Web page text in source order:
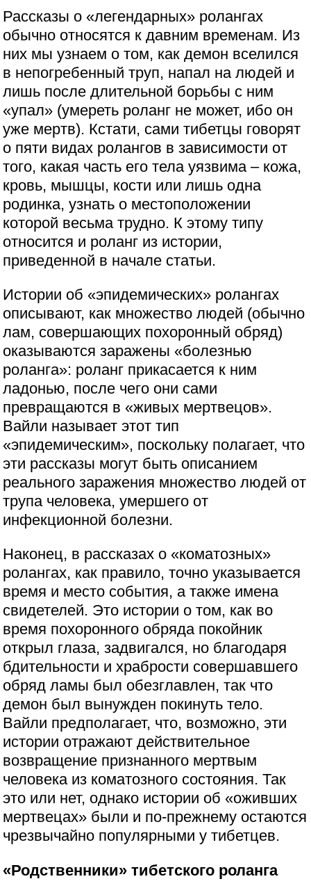
Рассказы о «легендарных» ролангах
обычно относятся к давним временам. Из
них мы узнаем о том, как демон вселился
в непогребенный труп, напал на людей и
лишь после длительной борьбы с ним
«упал» (умереть роланг не может, ибо он
уже мертв). Кстати, сами тибетцы говорят
о пяти видах ролангов в зависимости от
того, какая часть его тела уязвима – кожа,
кровь, мышцы, кости или лишь одна
родинка, узнать о местоположении
которой весьма трудно. К этому типу
относится и роланг из истории,
приведенной в начале статьи.
Истории об «эпидемических» ролангах
описывают, как множество людей (обычно
лам, совершающих похоронный обряд)
оказываются заражены «болезнью
роланга»: роланг прикасается к ним
ладонью, после чего они сами
превращаются в «живых мертвецов».
Вайли называет этот тип
«эпидемическим», поскольку полагает, что
эти рассказы могут быть описанием
реального заражения множество людей от
трупа человека, умершего от
инфекционной болезни.
Наконец, в рассказах о «коматозных»
ролангах, как правило, точно указывается
время и место события, а также имена
свидетелей. Это истории о том, как во
время похоронного обряда покойник
открыл глаза, задвигался, но благодаря
бдительности и храбрости совершавшего
обряд ламы был обезглавлен, так что
демон был вынужден покинуть тело.
Вайли предполагает, что, возможно, эти
истории отражают действительное
возвращение признанного мертвым
человека из коматозного состояния. Так
это или нет, однако истории об «оживших
мертвецах» были и по-прежнему остаются
чрезвычайно популярными у тибетцев.
«Родственники» тибетского роланга